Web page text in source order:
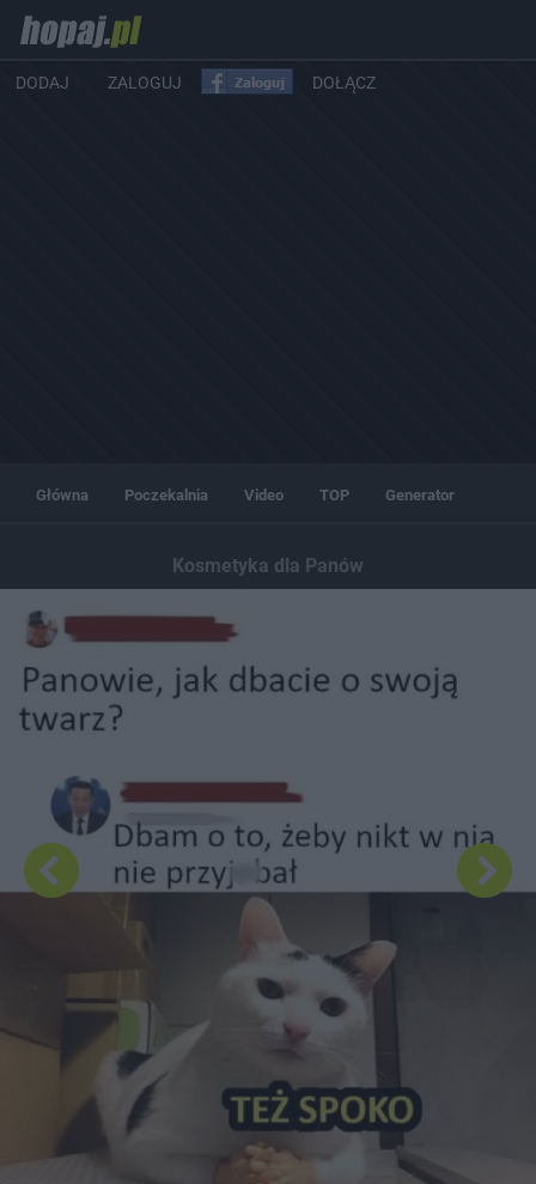
DODAJ ZALOGUJ DOŁĄCZ
Główna Poczekalnia Video TOP Generator
Kosmetyka dla Panów